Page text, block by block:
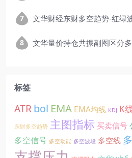
文华财经东财多空趋势-红绿
文华量价持仓共振副图区分
标签
ATRbol EMA EMA均线 KDJ K
东财多空趋势 主图指标 买卖信号
多空信号 多空动能 多空波段 多空线